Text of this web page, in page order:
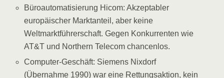
Büroautomatisierung Hicom: Akzeptabler
europäischer Marktanteil, aber keine
Weltmarktführerschaft. Gegen Konkurrenten wie
AT&T und Northern Telecom chancenlos.
Computer-Geschäft: Siemens Nixdorf
(Übernahme 1990) war eine Rettungsaktion, kein